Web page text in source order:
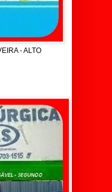
- ALTO